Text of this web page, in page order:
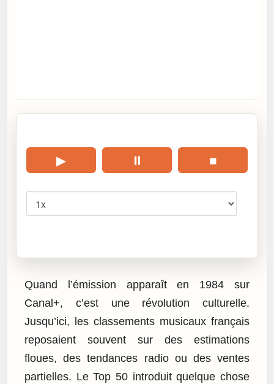
▶ ⏸ ■
Quand l’émission apparaît en 1984 sur
Canal+, c’est une révolution culturelle.
Jusqu’ici, les classements musicaux français
reposaient souvent sur des estimations
floues, des tendances radio ou des ventes
partielles. Le Top 50 introduit quelque chose